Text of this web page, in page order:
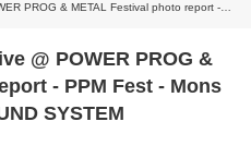
photo report - PPM Fest - Mons 10/04/2010 - HEAVY SOUND SYSTEM
@ POWER PROG &
- PPM Fest - Mons
SYSTEM